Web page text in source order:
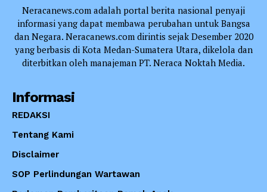
Neracanews.com adalah portal berita nasional penyaji
informasi yang dapat membawa perubahan untuk Bangsa
dan Negara. Neracanews.com dirintis sejak Desember 2020
yang berbasis di Kota Medan-Sumatera Utara, dikelola dan
diterbitkan oleh manajeman PT. Neraca Noktah Media.
Informasi
REDAKSI
Tentang Kami
Disclaimer
SOP Perlindungan Wartawan